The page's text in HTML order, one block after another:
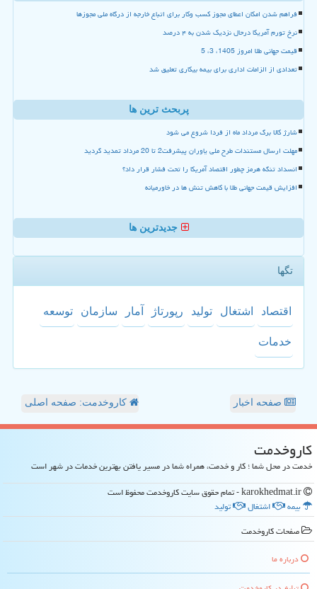
فراهم شدن امکان اعطای مجوز کسب وکار برای اتباع خارجه از درگاه ملی مجوزها
نرخ تورم آمریکا درحال نزدیک شدن به ۴ درصد
قیمت جهانی طلا امروز 1405، 3، 5
تعدادی از الزامات اداری برای بیمه بیکاری تعلیق شد
پربحث ترین ها
شارژ کالا برگ مرداد ماه از فردا شروع می شود
مهلت ارسال مستندات طرح ملی یاوران پیشرفت2 تا 20 مرداد تمدید گردید
انسداد تنگه هرمز چطور اقتصاد آمریکا را تحت فشار قرار داد؟
افزایش قیمت جهانی طلا با کاهش تنش ها در خاورمیانه
جدیدترین ها
تگها
اقتصاد اشتغال تولید رپورتاژ آمار سازمان توسعه
خدمات
صفحه اخبار کاروخدمت: صفحه اصلی
كاروخدمت
خدمت در محل شما ؛ کار و خدمت، همراه شما در مسیر یافتن بهترین خدمات در شهر است
بیمه
اشتغال
تولید
صفحات كاروخدمت
درباره ما